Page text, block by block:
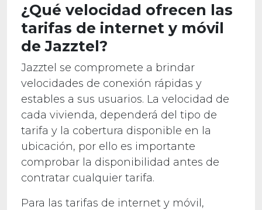
¿Qué velocidad ofrecen las
tarifas de internet y móvil
de Jazztel?
Jazztel se compromete a brindar
velocidades de conexión rápidas y
estables a sus usuarios. La velocidad de
cada vivienda, dependerá del tipo de
tarifa y la cobertura disponible en la
ubicación, por ello es importante
comprobar la disponibilidad antes de
contratar cualquier tarifa.
Para las tarifas de internet y móvil,